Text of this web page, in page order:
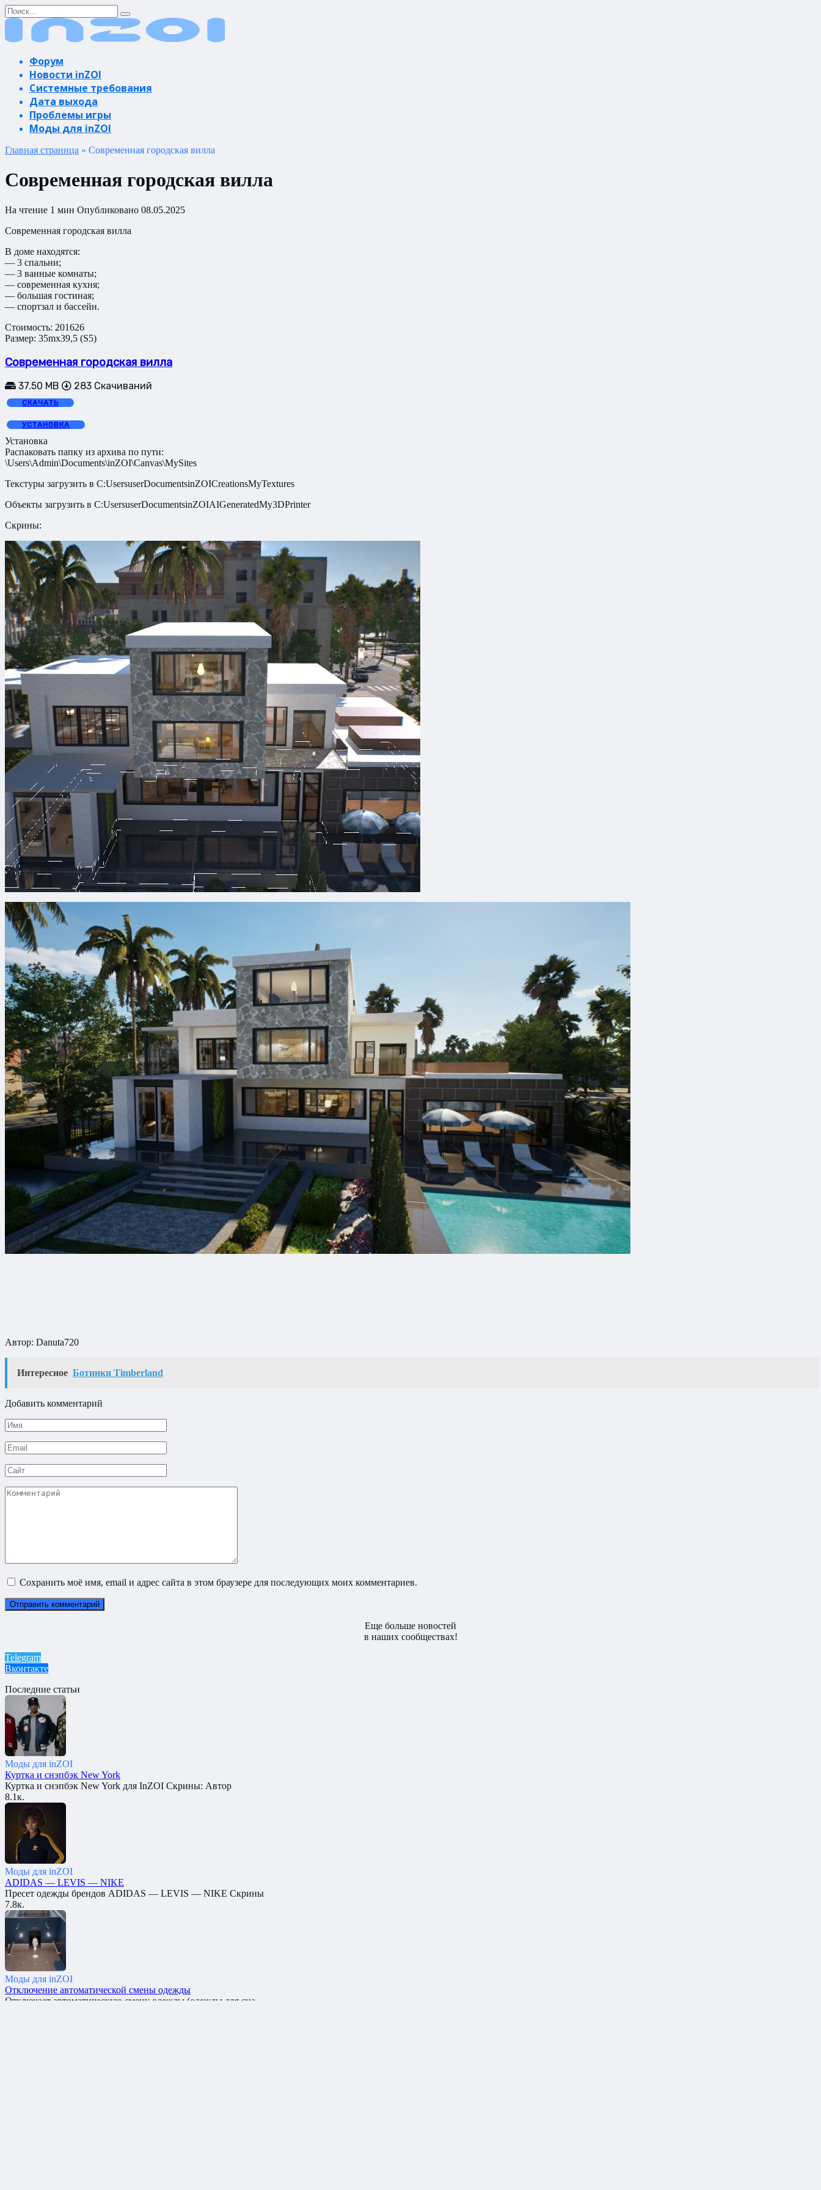
Перейти
к
содержанию
Search
for:
Форум
Новости inZOI
Системные требования
Дата выхода
Проблемы игры
Моды для inZOI
Главная страница » Современная городская вилла
Современная городская вилла
На чтение 1 мин Опубликовано 08.05.2025
Современная городская вилла
В доме находятся:
— 3 спальни;
— 3 ванные комнаты;
— современная кухня;
— большая гостиная;
— спортзал и бассейн.
Стоимость: 201626
Размер: 35mx39,5 (S5)
Современная городская вилла
37.50 MB 283 Скачиваний
СКАЧАТЬ
УСТАНОВКА
Установка
Распаковать папку из архива по пути:
\Users\Admin\Documents\inZOI\Canvas\MySites
Текстуры загрузить в C:UsersuserDocumentsinZOICreationsMyTextures
Объекты загрузить в C:UsersuserDocumentsinZOIAIGeneratedMy3DPrinter
Скрины:
Автор: Danuta720
Интересное Ботинки Timberland
Добавить комментарий
Имя
*
Email
*
Сайт
Комментарий
Сохранить моё имя, email и адрес сайта в этом браузере для последующих моих комментариев.
Еще больше новостей
в наших сообществах!
Telegram
Вконтакте
Последние статьи
Моды для inZOI
Куртка и снэпбэк New York
Куртка и снэпбэк New York для InZOI Скрины: Автор
8.1к.
Моды для inZOI
ADIDAS — LEVIS — NIKE
Пресет одежды брендов ADIDAS — LEVIS — NIKE Скрины
7.8к.
Моды для inZOI
Отключение автоматической смены одежды
Отключает автоматическую смену одежды (одежды для сна